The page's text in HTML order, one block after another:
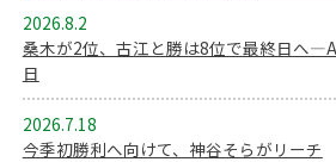
2026.8.2
桑木が2位、古江と勝は8位で最終日へ
日
2026.7.18
今季初勝利へ向けて、神谷そらがリーチ